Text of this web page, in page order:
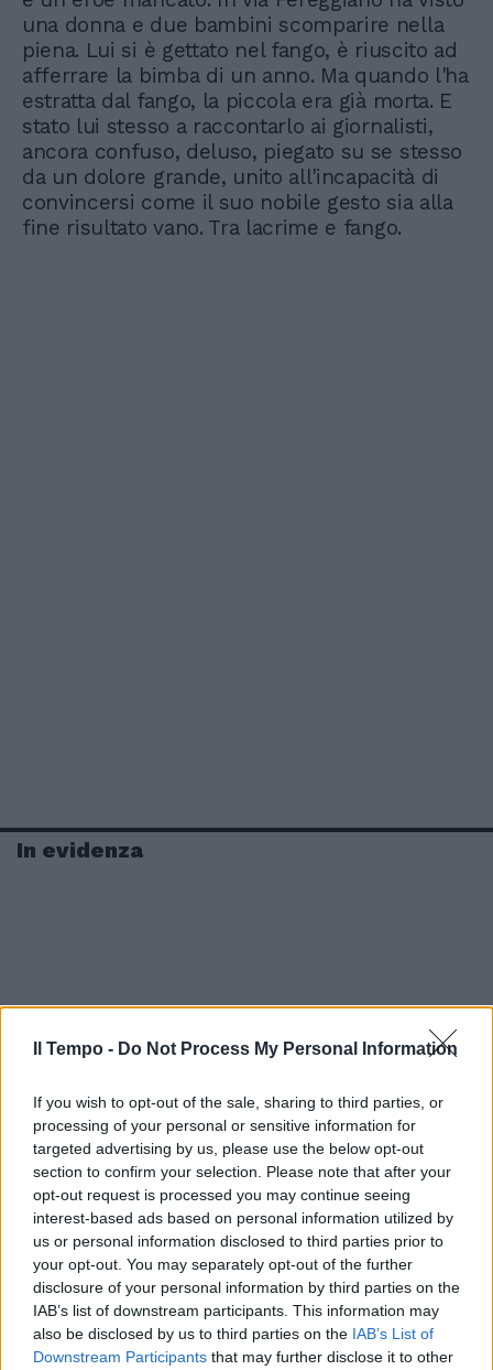
Il Tempo - Do Not Process My Personal Information
If you wish to opt-out of the sale, sharing to third parties, or
processing of your personal or sensitive information for
targeted advertising by us, please use the below opt-out
section to confirm your selection. Please note that after your
opt-out request is processed you may continue seeing
interest-based ads based on personal information utilized by
us or personal information disclosed to third parties prior to
your opt-out. You may separately opt-out of the further
disclosure of your personal information by third parties on the
IAB’s list of downstream participants. This information may
also be disclosed by us to third parties on the IAB’s List of
Downstream Participants that may further disclose it to other
una donna e due bambini scomparire nella
piena. Lui si è gettato nel fango, è riuscito ad
afferrare la bimba di un anno. Ma quando l'ha
estratta dal fango, la piccola era già morta. E
stato lui stesso a raccontarlo ai giornalisti,
ancora confuso, deluso, piegato su se stesso
da un dolore grande, unito all'incapacità di
convincersi come il suo nobile gesto sia alla
fine risultato vano. Tra lacrime e fango.
In evidenza